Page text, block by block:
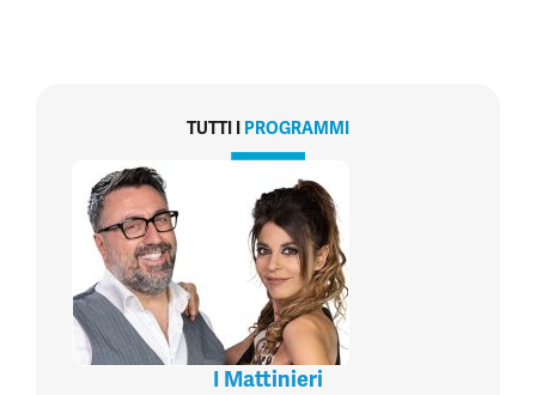
TUTTI I PROGRAMMI
I Mattinieri